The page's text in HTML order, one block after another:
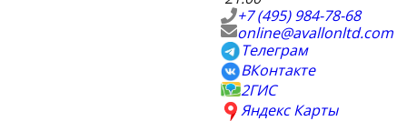
+7 (495) 984-78-68
online@avallonltd.com
Телеграм
ВКонтакте
2ГИС
Яндекс Карты